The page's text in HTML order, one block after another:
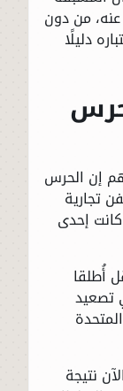
من دون
دليلًا
إن الحرس
تجارية
إحدى
أُطلقا
تصعيد
نتيجة